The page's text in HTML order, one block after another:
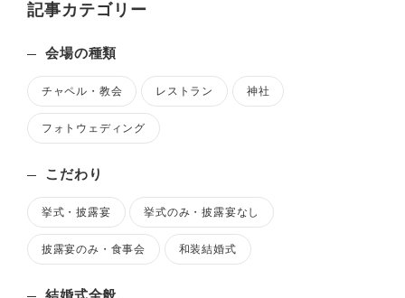
記事カテゴリー
会場の種類
チャペル・教会 レストラン 神社
フォトウェディング
こだわり
挙式・披露宴 挙式のみ・披露宴なし
披露宴のみ・食事会 和装結婚式